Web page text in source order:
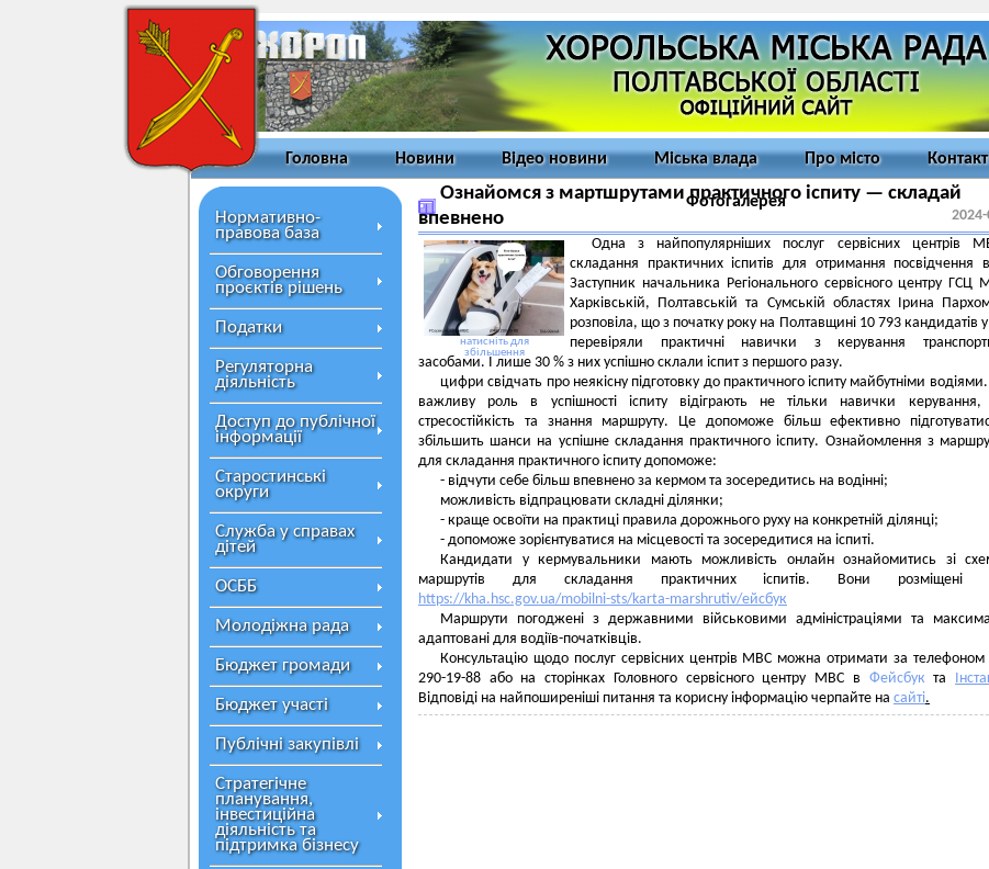
Головна Новини Відео новини Міська влада Про місто
Фотогалерея
Нормативно-
правова база
Обговорення
проєктів рішень
Податки
Регуляторна
діяльність
Доступ до публічної
інформації
Старостинські
округи
Служба у справах
дітей
ОСББ
Молодіжна рада
Бюджет громади
Бюджет участі
Публічні закупівлі
Стратегічне
планування,
інвестиційна
діяльність та
підтримка бізнесу
Ознайомся з мартшрутами практичного іспиту — складай
впевнено
натисніть для
збільшення
Одна з найпопулярніших послуг сервісних центрів
складання практичних іспитів для отримання посвідчення
Заступник начальника Регіонального сервісного центру ГСЦ
Харківській, Полтавській та Сумській областях Ірина
розповіла, що з початку року на Полтавщині 10 793 кандидатів у
перевіряли практичні навички з керування
засобами. І лише 30 % з них успішно склали іспит з першого разу.
цифри свідчать про неякісну підготовку до практичного іспиту майбутніми
важливу роль в успішності іспиту відіграють не тільки навички
стресостійкість та знання маршруту. Це допоможе більш ефективно
збільшить шанси на успішне складання практичного іспиту. Ознайомлення з
для складання практичного іспиту допоможе:
- відчути себе більш впевнено за кермом та зосередитись на водінні;
можливість відпрацювати складні ділянки;
- краще освоїти на практиці правила дорожнього руху на конкретній ділянці;
- допоможе зорієнтуватися на місцевості та зосередитися на іспиті.
Кандидати у кермувальники мають можливість онлайн ознайомитись зі
маршрутів для складання практичних іспитів. Вони розміщені
https://kha.hsc.gov.ua/mobilni-sts/karta-marshrutiv/ейсбук
Маршрути погоджені з державними військовими адміністраціями та
адаптовані для водіїв-початківців.
Консультацію щодо послуг сервісних центрів МВС можна отримати за телефоном
290-19-88 або на сторінках Головного сервісного центру МВС в Фейсбук та
Відповіді на найпоширеніші питання та корисну інформацію черпайте на сайті.